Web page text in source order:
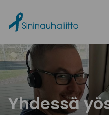
Yhdessä